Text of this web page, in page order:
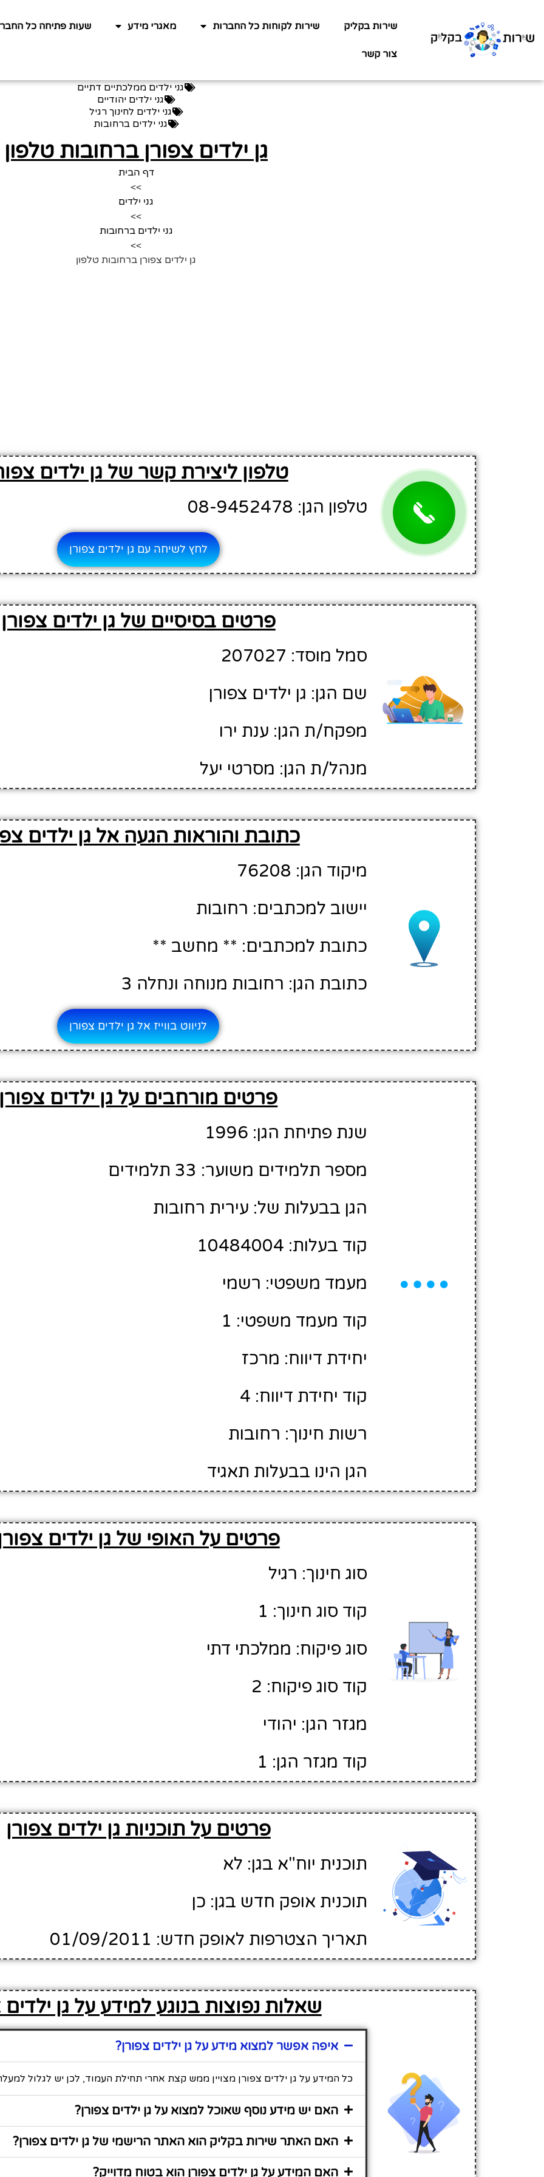
שירות בקליק שירות לקוחות כל החברות מאגרי מידע שעות פתיחה כל
צור קשר
גני ילדים ממלכתיים דתיים
גני ילדים יהודיים
גני ילדים לחינוך רגיל
גני ילדים ברחובות
גן ילדים צפורן ברחובות טלפון
דף הבית
>>
גני ילדים
>>
גני ילדים ברחובות
>>
גן ילדים צפורן ברחובות טלפון
טלפון ליצירת קשר של גן ילדים
טלפון הגן: 08-9452478
לחץ לשיחה עם גן ילדים צפורן
פרטים בסיסיים של גן ילדים צפורן
סמל מוסד: 207027
שם הגן: גן ילדים צפורן
מפקח/ת הגן: ענת ירו
מנהל/ת הגן: מסרטי יעל
כתובת והוראות הגעה אל גן ילדים
מיקוד הגן: 76208
יישוב למכתבים: רחובות
כתובת למכתבים: ** מחשב **
כתובת הגן: רחובות מנוחה ונחלה 3
לניווט בווייז אל גן ילדים צפורן
פרטים מורחבים על גן ילדים
שנת פתיחת הגן: 1996
מספר תלמידים משוער: 33 תלמידים
הגן בבעלות של: עירית רחובות
קוד בעלות: 10484004
מעמד משפטי: רשמי
קוד מעמד משפטי: 1
יחידת דיווח: מרכז
קוד יחידת דיווח: 4
רשות חינוך: רחובות
הגן הינו בבעלות תאגיד
פרטים על האופי של גן ילדים
סוג חינוך: רגיל
קוד סוג חינוך: 1
סוג פיקוח: ממלכתי דתי
קוד סוג פיקוח: 2
מגזר הגן: יהודי
קוד מגזר הגן: 1
פרטים על תוכניות גן ילדים צפורן
תוכנית יוח"א בגן: לא
תוכנית אופק חדש בגן: כן
תאריך הצטרפות לאופק חדש: 01/09/2011
שאלות נפוצות בנוגע למידע על גן ילדים
איפה אפשר למצוא מידע על גן ילדים צפורן?
כל המידע על גן ילדים צפורן מצויין ממש קצת אחרי תחילת העמוד, לכן יש לגלול
האם יש מידע נוסף שאוכל למצוא על גן ילדים צפורן?
האם האתר שירות בקליק הוא האתר הרישמי של גן ילדים צפורן?
האם המידע על גן ילדים צפורן הוא בטוח מדוייק?